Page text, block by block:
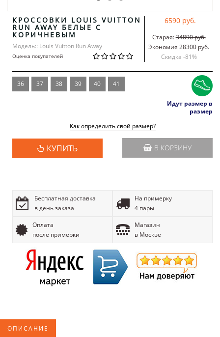
КРОССОВКИ LOUIS VUITTON
RUN AWAY БЕЛЫЕ С
КОРИЧНЕВЫМ
Модель:: Louis Vuitton Run Away
Оценка покупателей
6590 руб.
Старая:34890 руб.
Экономия 28300 руб.
Скидка -81%
36 37 38 39 40 41
Идут размер в
размер
Как определить свой размер?
КУПИТЬ В КОРЗИНУ
Бесплатная доставка
в день заказа
На примерку
4 пары
Оплата
после примерки
Магазин
в Москве
ОПИСАНИЕ